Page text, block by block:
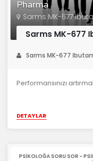
Pharma
Sarms MK-677
Sarms MK-677
Sarms MK-677
Performansınızı
DETAYLAR
PSIKOLOĞA SORU SOR -